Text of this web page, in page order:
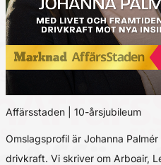
Affärsstaden | 10-årsjubileum
Omslagsprofil är Johanna
drivkraft. Vi skriver om Arboair,